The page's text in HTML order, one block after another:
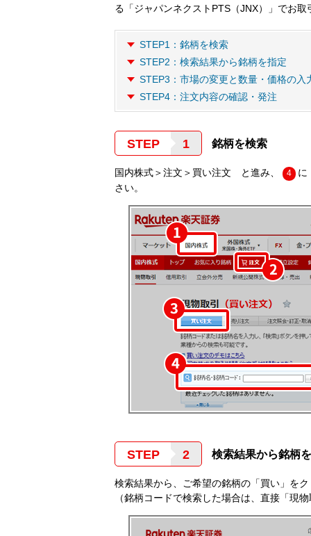
る「ジャパンネクストPTS（JNX）」でお取
STEP1：銘柄を検索
STEP2：検索結果から銘柄を指定
STEP3：市場の変更と数量・価格の入
STEP4：注文内容の確認・発注
STEP 銘柄を検索
国内株式＞注文＞買い注文 と進み、 4
に
さい。
STEP 検索結果から銘柄
検索結果から、ご希望の銘柄の「買い」を
（銘柄コードで検索した場合は、直接「現